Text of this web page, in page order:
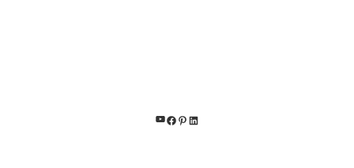
YouTube
Facebook
Pinterest
LinkedIn